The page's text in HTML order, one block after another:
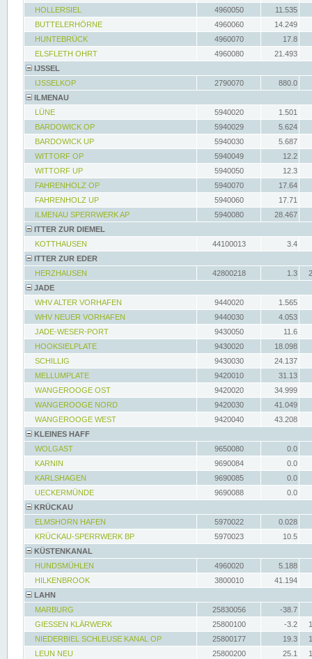
HOLLERSIEL
4960050
11.535
BUTTELERHÖRNE
4960060
14.249
HUNTEBRÜCK
4960070
17.8
ELSFLETH OHRT
4960080
21.493
IJSSEL
IJSSELKOP
2790070
880.0
ILMENAU
LÜNE
5940020
1.501
BARDOWICK OP
5940029
5.624
BARDOWICK UP
5940030
5.687
WITTORF OP
5940049
12.2
WITTORF UP
5940050
12.3
FAHRENHOLZ OP
5940070
17.64
FAHRENHOLZ UP
5940060
17.71
ILMENAU SPERRWERK AP
5940080
28.467
ITTER ZUR DIEMEL
KOTTHAUSEN
44100013
3.4
ITTER ZUR EDER
HERZHAUSEN
42800218 1.3
JADE
WHV ALTER VORHAFEN
9440020
1.565
WHV NEUER VORHAFEN
9440030
4.053
JADE-WESER-PORT
9430050
11.6
HOOKSIELPLATE
9430020
18.098
SCHILLIG
9430030
24.137
MELLUMPLATE
9420010
31.13
WANGEROOGE OST
9420020
34.999
WANGEROOGE NORD
9420030
41.049
WANGEROOGE WEST
9420040
43.208
KLEINES HAFF
WOLGAST
9650080
0.0
KARNIN
9690084
0.0
KARLSHAGEN
9690085
0.0
UECKERMÜNDE
9690088
0.0
KRÜCKAU
ELMSHORN HAFEN
5970022
0.028
KRÜCKAU-SPERRWERK BP
5970023
10.5
KÜSTENKANAL
HUNDSMÜHLEN
4960020
5.188
HILKENBROOK
3800010
41.194
LAHN
MARBURG
25830056
-38.7
GIESSEN KLÄRWERK
25800100 -3.2
NIEDERBIEL SCHLEUSE KANAL OP
25800177 19.3
LEUN NEU
25800200 25.1